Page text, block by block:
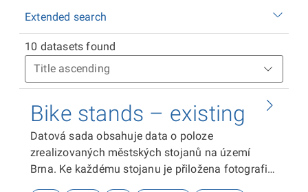
Extended search
10 datasets found
Bike stands – existing
Datová sada obsahuje data o poloze
zrealizovaných městských stojanů na území
Brna. Ke každému stojanu je přiložena fotografie